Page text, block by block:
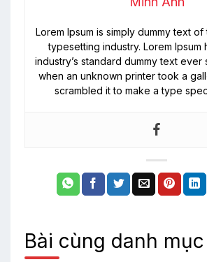
Lorem Ipsum is simply dummy text
typesetting industry. Lorem Ipsum
industry’s standard dummy text ever
when an unknown printer took a
scrambled it to make a type
Bài cùng danh mục